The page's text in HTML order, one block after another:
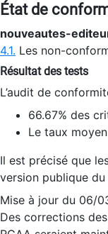
État de
nouveautes-
4.1. Les non-
Résultat des tests
L’audit de
66.67% des
Le taux
Il est précisé que
version publique du
Mise à jour du 06/
Des corrections